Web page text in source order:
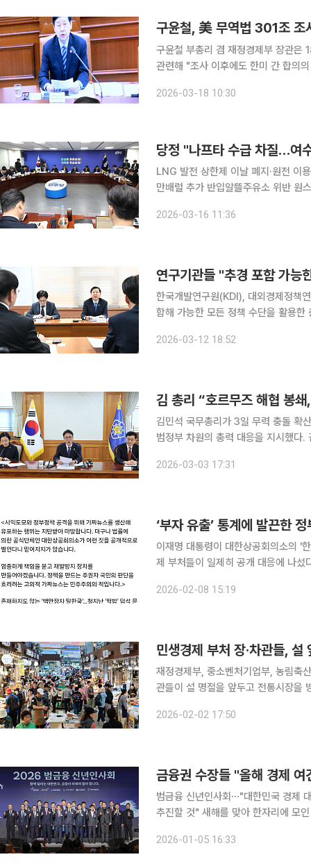
구윤철 부총리 겸 재정경제부 장관은
관련해 "조사 이후에도 한미 간 합의
2026-03-18 10:30
당정 "나프타 수급 차질…여
LNG 발전 상한제 이날 폐지·원전
만배럴 추가 반입알뜰주유소 위반 원
석유화학산단을 산업위기특별대응지
2026-03-16 11:36
연구기관들 "추경 포함 가능
한국개발연구원(KDI), 대외경제정책
함해 가능한 모든 정책 수단을 활용한 충분한
경제 대응 회의를 주재해 관계부처 및
2026-03-12 18:52
김 총리 “호르무즈 해협 봉
김민석 국무총리가 3일 무력 충돌 확
범정부 차원의 총력 대응을 지시했다. 김 총리는 이날 정부서울청사에서 제3회 중동 상황 관계장관
2026-03-03 17:31
‘부자 유출’ 통계에 발끈한
이재명 대통령이 대한상공회의소의 '
제 부처들이 일제히 공개 대응에 나
발언을 계기로 경제·산업·세제 부처
2026-02-08 15:19
민생경제 부처 장·차관들,
재정경제부, 중소벤처기업부, 농림축
관들이 설 명절을 앞두고 전통시장을
부 2차관, 김종구 농림축산식품부 차
2026-02-02 17:50
금융권 수장들 "올해 경제
범금융 신년인사회⋯"대한민국 경제
추진할 것" 새해를 맞아 한자리에 모인 경제·금융당국 수장들이 대내외 여건의 불확실성 속에서도
2026-01-05 16:33